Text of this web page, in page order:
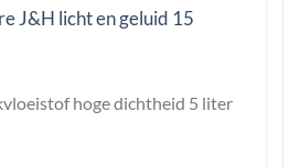
hoge dichtheid 5 liter